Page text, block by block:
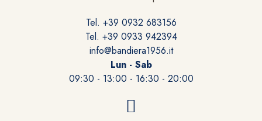
Tel. +39 0932 683156
Tel. +39 0933 942394
info@bandiera1956.it
Lun - Sab
09:30 - 13:00 - 16:30 - 20:00